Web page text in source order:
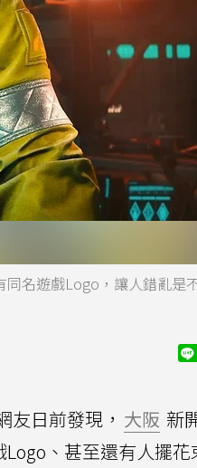
同名遊戲Logo，讓人錯亂是
友日前發現， 大阪 新
、甚至還有人擺花